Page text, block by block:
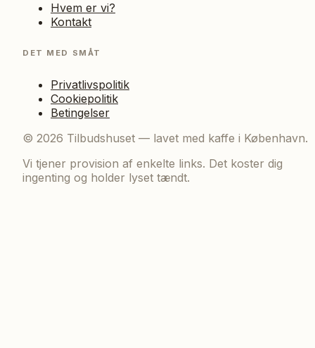
Hvem er vi?
Kontakt
DET MED SMÅT
Privatlivspolitik
Cookiepolitik
Betingelser
© 2026 Tilbudshuset — lavet med kaffe i København.
Vi tjener provision af enkelte links. Det koster dig
ingenting og holder lyset tændt.